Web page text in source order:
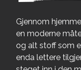
Gjennom
en moderne
og alt stoff som
enda lettere